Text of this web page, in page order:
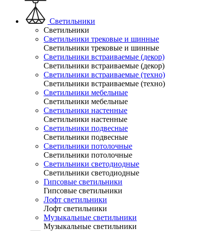
Светильники
Светильники
Светильники трековые и шинные
Светильники трековые и шинные
Светильники встраиваемые (декор)
Светильники встраиваемые (декор)
Светильники встраиваемые (техно)
Светильники встраиваемые (техно)
Светильники мебельные
Светильники мебельные
Светильники настенные
Светильники настенные
Светильники подвесные
Светильники подвесные
Светильники потолочные
Светильники потолочные
Светильники светодиодные
Светильники светодиодные
Гипсовые светильники
Гипсовые светильники
Лофт светильники
Лофт светильники
Музыкальные светильники
Музыкальные светильники